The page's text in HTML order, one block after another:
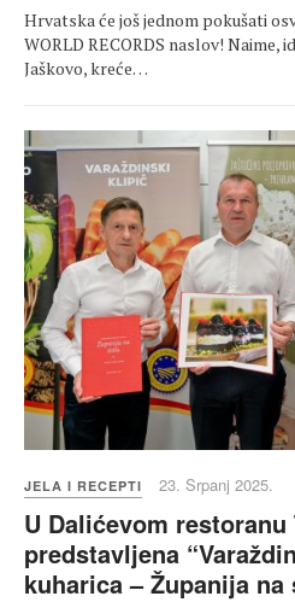
Hrvatska će još jednom pokušati
WORLD RECORDS naslov! Naime,
Jaškovo, kreće…
JELA I RECEPTI 23. Srpanj 2025.
U Dalićevom
predstavljena
kuharica – Županija na